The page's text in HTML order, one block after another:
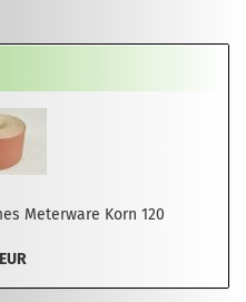
Meterware Korn 120